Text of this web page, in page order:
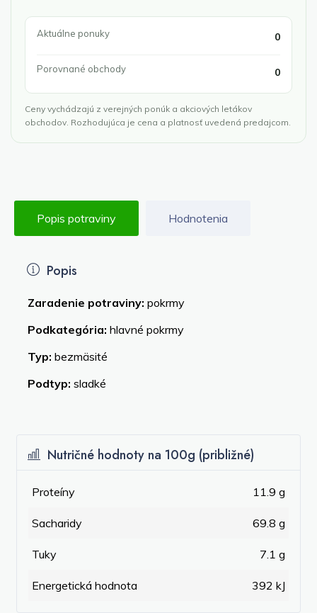
Aktuálne ponuky 0
Porovnané obchody 0
Ceny vychádzajú z verejných ponúk a akciových letákov
obchodov. Rozhodujúca je cena a platnosť uvedená predajcom.
Popis potraviny Hodnotenia
Popis
Zaradenie potraviny: pokrmy
Podkategória: hlavné pokrmy
Typ: bezmäsité
Podtyp: sladké
Nutričné hodnoty na 100g (približné)
Proteíny 11.9 g
Sacharidy 69.8 g
Tuky 7.1 g
Energetická hodnota 392 kJ